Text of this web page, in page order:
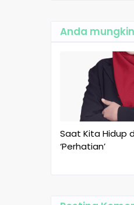
Anda
Saat Kita Hidup
‘Perhatian’